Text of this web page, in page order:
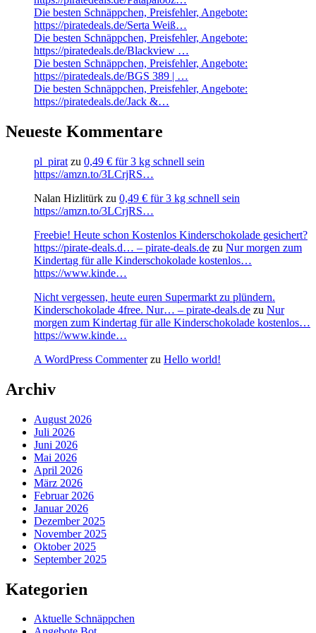
Die besten Schnäppchen, Preisfehler, Angebote:
https://piratedeals.de/Serta Weiß…
Die besten Schnäppchen, Preisfehler, Angebote:
https://piratedeals.de/Blackview …
Die besten Schnäppchen, Preisfehler, Angebote:
https://piratedeals.de/BGS 389 | …
Die besten Schnäppchen, Preisfehler, Angebote:
https://piratedeals.de/Jack &…
Neueste Kommentare
pl_pirat zu 0,49 € für 3 kg schnell sein
https://amzn.to/3LCrjRS…
Nalan Hizlitürk zu 0,49 € für 3 kg schnell sein
https://amzn.to/3LCrjRS…
Freebie! Heute schon Kostenlos Kinderschokolade gesichert?
https://pirate-deals.d… – pirate-deals.de zu Nur morgen zum
Kindertag für alle Kinderschokolade kostenlos…
https://www.kinde…
Nicht vergessen, heute euren Supermarkt zu plündern.
Kinderschokolade 4free. Nur… – pirate-deals.de zu Nur
morgen zum Kindertag für alle Kinderschokolade kostenlos…
https://www.kinde…
A WordPress Commenterzu Hello world!
Archiv
August 2026
Juli 2026
Juni 2026
Mai 2026
April 2026
März 2026
Februar 2026
Januar 2026
Dezember 2025
November 2025
Oktober 2025
September 2025
Kategorien
Aktuelle Schnäppchen